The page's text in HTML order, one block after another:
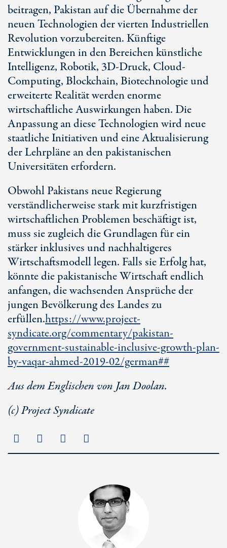
beitragen, Pakistan auf die Übernahme der
neuen Technologien der vierten Industriellen
Revolution vorzubereiten. Künftige
Entwicklungen in den Bereichen künstliche
Intelligenz, Robotik, 3D-Druck, Cloud-
Computing, Blockchain, Biotechnologie und
erweiterte Realität werden enorme
wirtschaftliche Auswirkungen haben. Die
Anpassung an diese Technologien wird neue
staatliche Initiativen und eine Aktualisierung
der Lehrpläne an den pakistanischen
Universitäten erfordern.
Obwohl Pakistans neue Regierung
verständlicherweise stark mit kurzfristigen
wirtschaftlichen Problemen beschäftigt ist,
muss sie zugleich die Grundlagen für ein
stärker inklusives und nachhaltigeres
Wirtschaftsmodell legen. Falls sie Erfolg hat,
könnte die pakistanische Wirtschaft endlich
anfangen, die wachsenden Ansprüche der
jungen Bevölkerung des Landes zu
erfüllen.https://www.project-
syndicate.org/commentary/pakistan-
government-sustainable-inclusive-growth-plan-
by-vaqar-ahmed-2019-02/german##
Aus dem Englischen von Jan Doolan.
(c) Project Syndicate